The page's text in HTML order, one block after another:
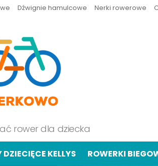
Dźwignie hamulcowe Nerki rowerowe
rower dla dziecka
DZIECIĘCE KELLYS ROWERKI